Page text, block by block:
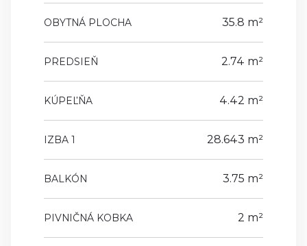
OBYTNÁ PLOCHA 35.8 m²
PREDSIEŇ 2.74 m²
KÚPEĽŇA 4.42 m²
IZBA 1 28.643 m²
BALKÓN 3.75 m²
PIVNIČNÁ KOBKA 2 m²